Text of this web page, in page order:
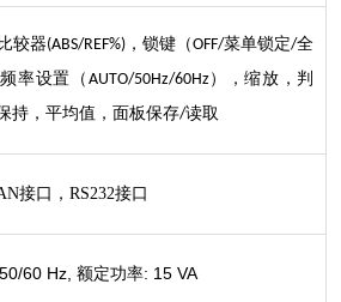
较器(ABS/REF%)，锁键（OFF/菜单锁定/全
率设置（ AUTO/50Hz/60Hz），缩放，判
持，平均值，面板保存/读取
接口，RS232接口
60 Hz,额定功率: 15 VA